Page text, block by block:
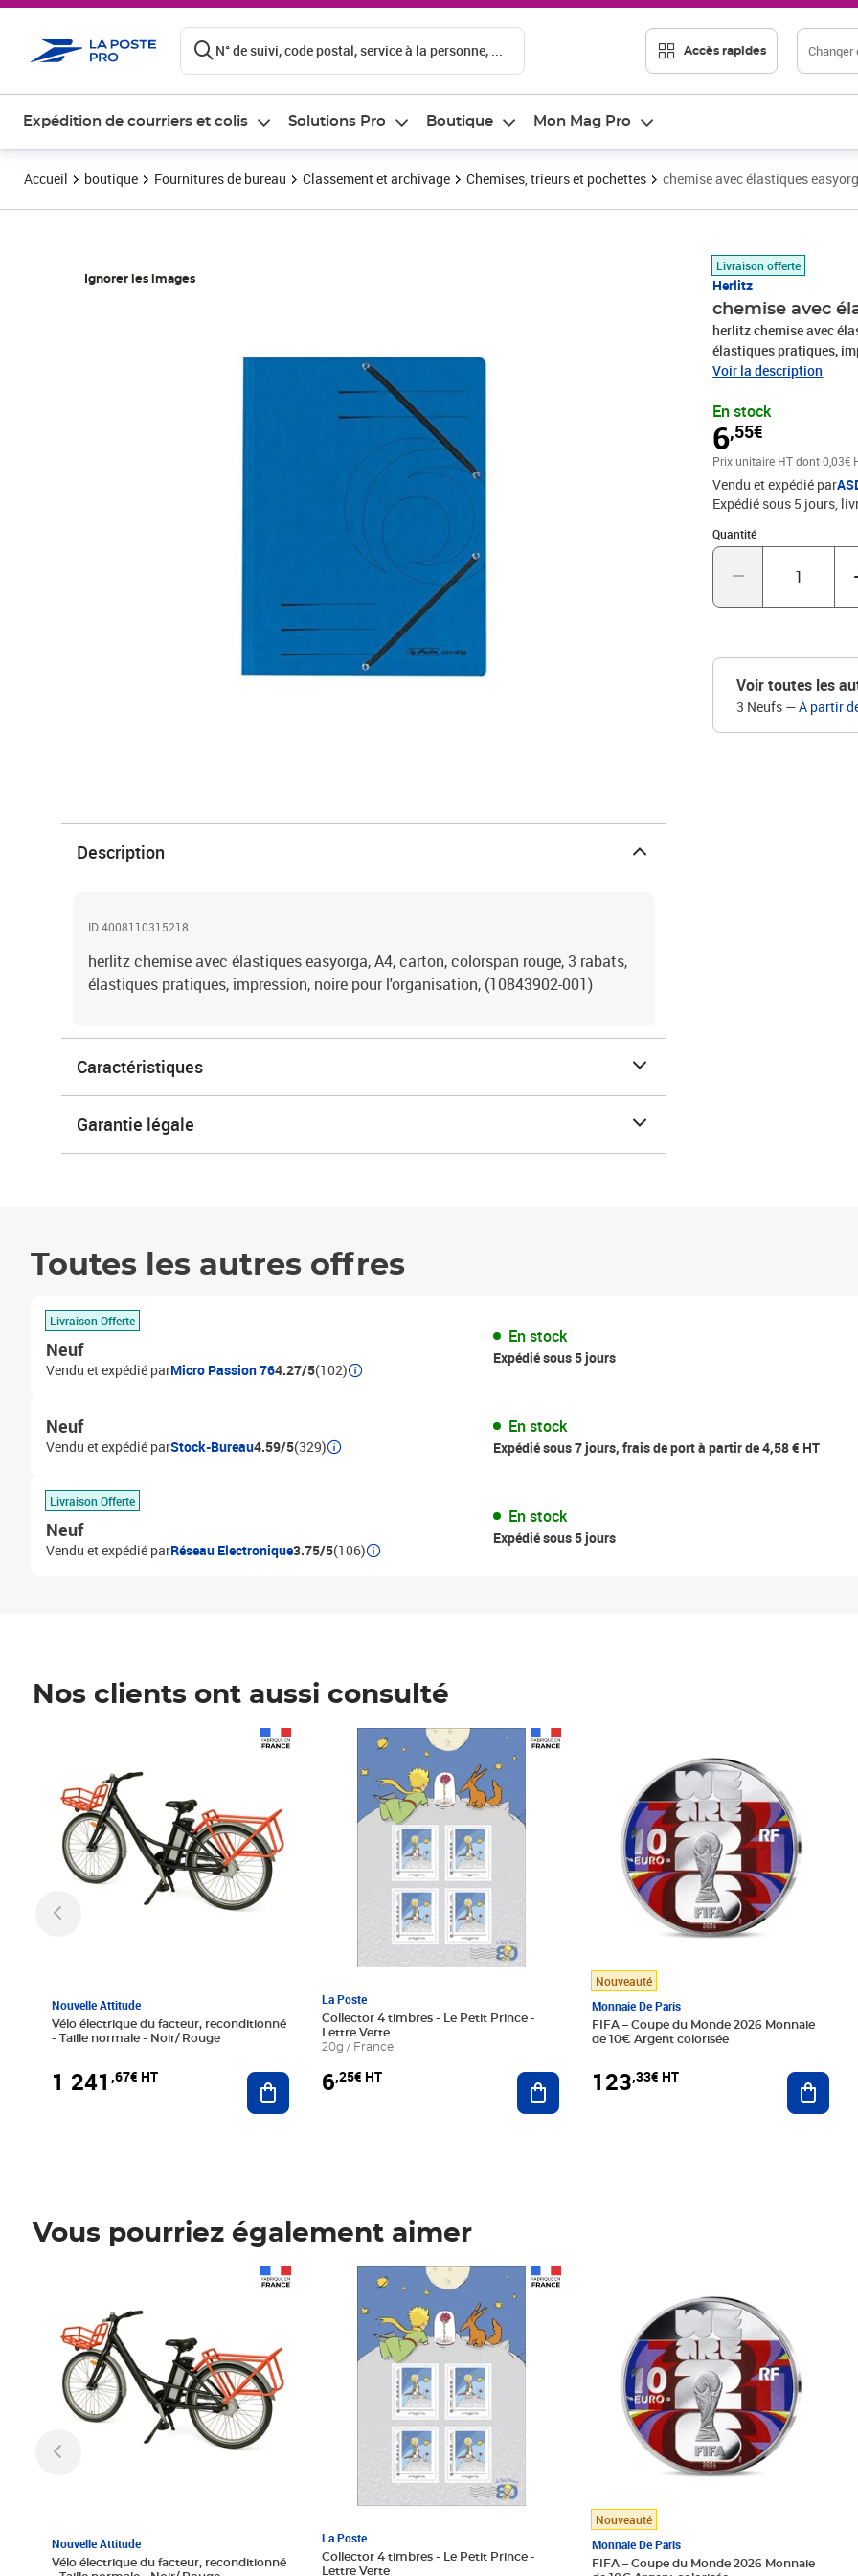
N° de suivi, code postal, service à la personne, ... Accès rapides Changer
Expédition de courriers et colis Solutions Pro Boutique Mon Mag Pro
Accueil boutique Fournitures de bureau Classement et archivage Chemises, trieurs et pochettes chemise avec élastiques
Ignorer les images
Livraison offerte
Herlitz
chemise avec
herlitz chemise avec
élastiques pratiques,
Voir la description
En stock
6,55€
Prix 6,55€
Prix unitaire HTdont 0,03€
Vendu et expédié par
Expédié sous 5 jours
Quantité
Quantité : 1
Voir toutes les
3 Neufs —À partir
Description
ID 4008110315218
herlitz chemise avec élastiques easyorga, A4, carton, colorspan rouge, 3 rabats,
élastiques pratiques, impression, noire pour l'organisation, (10843902-001)
Caractéristiques
Garantie légale
Toutes les autres offres
Livraison Offerte
Neuf
Vendu et expédié parMicro Passion 764.27/5(102)
En stock
Expédié sous 5 jours
Neuf
Vendu et expédié parStock-Bureau4.59/5(329)
En stock
Expédié sous 7 jours, frais de port à partir de 4,58 € HT
Livraison Offerte
Neuf
Vendu et expédié parRéseau Electronique3.75/5(106)
En stock
Expédié sous 5 jours
Nos clients ont aussi consulté
Nouvelle Attitude
Vélo électrique du facteur, reconditionné
- Taille normale - Noir/ Rouge
1 241 ,67€ HT Ajouter au panier
La Poste
Collector 4 timbres - Le Petit Prince -
Lettre Verte
20g / France
6,25€ HT
Prix 6,25€ HT
Ajouter au panier
Nouveauté
Monnaie De Paris
FIFA – Coupe du Monde 2026 Monnaie
de 10€ Argent colorisée
123,33€ HT
Vous pourriez également aimer
Nouvelle Attitude
Vélo électrique du facteur, reconditionné
La Poste
Collector 4 timbres - Le Petit Prince -
Lettre Verte
Prix 6,25€ HT
Nouveauté
Monnaie De Paris
FIFA – Coupe du Monde 2026 Monnaie